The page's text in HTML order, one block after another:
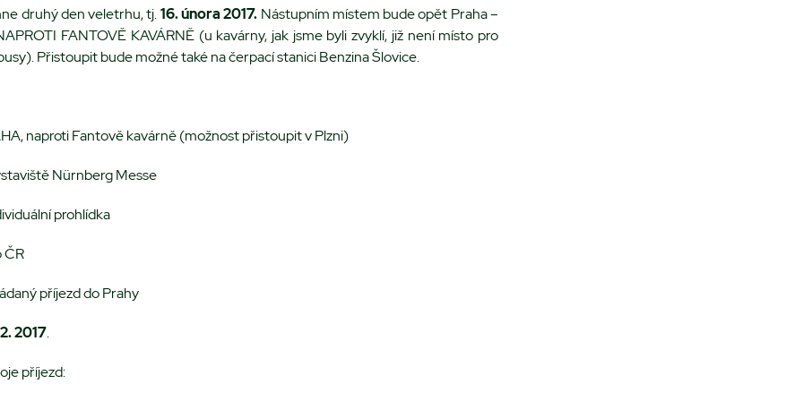
druhý den veletrhu, tj.16. února 2017. Nástupním místem bude opět Praha –
FANTOVĚ KAVÁRNĚ (u kavárny, jak jsme byli zvyklí, již není místo pro
Přistoupit bude možné také na čerpací stanici Benzina Šlovice.
naproti Fantově kavárně (možnost přistoupit v Plzni)
Nürnberg Messe
prohlídka
ČR
příjezd do Prahy
2017.
příjezd: